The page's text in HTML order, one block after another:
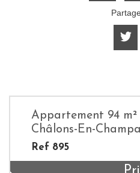
Appartement 94 m²
Châlons-En-
Ref 895